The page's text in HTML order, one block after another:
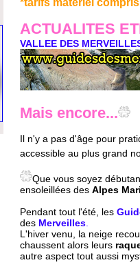
*tarifs matériel compris
ACTUALITES
VALLEE DES
Mais encore...
Il n'y a pas d'âge pour
accessible au plus grand
Que vous soyez
ensoleillées des Alpes
Pendant tout l'été, les
des Merveilles.
L'hiver venu, la neige
chaussent alors leurs
autre aspect tout aussi